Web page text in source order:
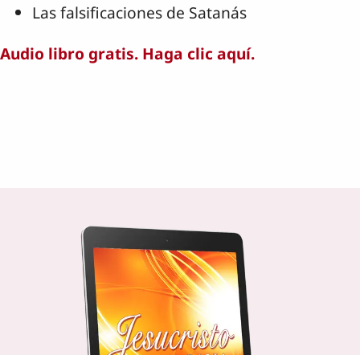
Las falsificaciones de Satanás
Audio libro gratis. Haga clic aquí.